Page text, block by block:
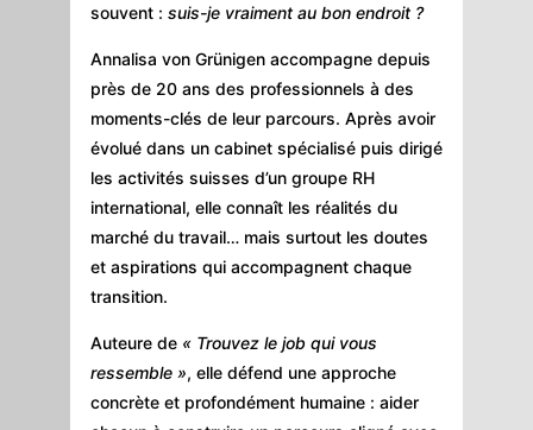
souvent : suis-je vraiment au bon endroit ?
Annalisa von Grünigenaccompagne depuis
près de 20 ans des professionnels à des
moments-clés de leur parcours. Après avoir
évolué dans un cabinet spécialisé puis dirigé
les activités suisses d’un groupe RH
international, elle connaît les réalités du
marché du travail… mais surtout les doutes
et aspirations qui accompagnent chaque
transition.
Auteure de « Trouvez le job qui vous
ressemble », elle défend une approche
concrète et profondément humaine : aider